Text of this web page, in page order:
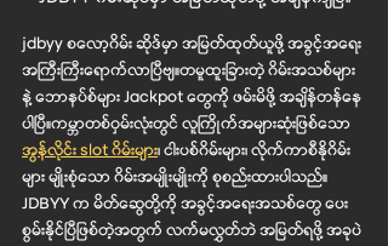
jdbyy စလော့ဂိမ်း ဆိုဒ်မှာ အမြတ်ထုတ်ယူဖို့ အခွင့်အရေး
အကြီးကြီးရောက်လာပြီဗျ။တမူထူးခြားတဲ့ ဂိမ်းအသစ်များ
နဲ့ ဘောနပ်စ်များ Jackpot တွေကို ဖမ်းမိဖို့ အချိန်တန်နေ
ပါပြီ။ကမ္ဘာတစ်ဝှမ်းလုံးတွင် လူကြိုက်အများဆုံးဖြစ်သော
အွန်လိုင်း slot ဂိမ်းများ၊ ငါးပစ်ဂိမ်းများ၊ လိုက်ကာစီနိုဂိမ်း
များ မျိုးစုံသော ဂိမ်းအမျိုးမျိုးကို စုစည်းထားပါသည်။
JDBYY က မိတ်ဆွေတို့ကို အခွင့်အရေးအသစ်တွေ ပေး
စွမ်းနိုင်ပြီဖြစ်တဲ့အတွက် လက်မလွှတ်ဘဲ အမြတ်ရဖို့ အခုပဲ